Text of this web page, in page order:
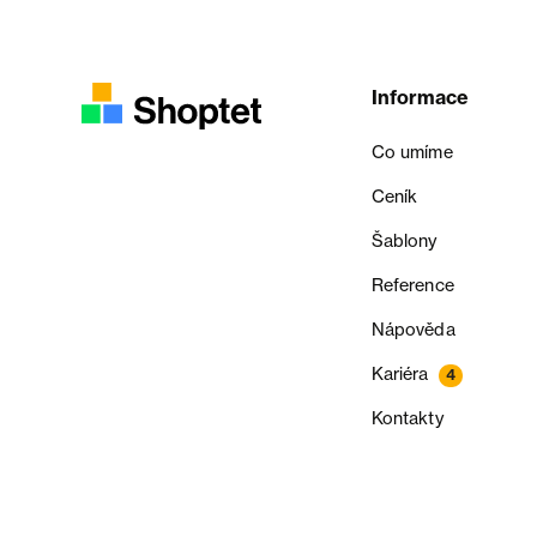
Informace
Co umíme
Ceník
Šablony
Reference
Nápověda
Kariéra 4
Kontakty